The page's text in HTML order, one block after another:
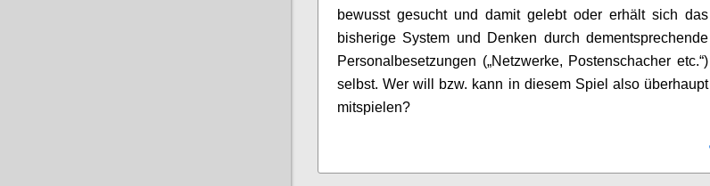
bewusst gesucht und damitgelebtoder erhält sich das
bisherige System und Denken durch dementsprechende
Personalbesetzungen („Netzwerke, Postenschacher etc.“)
selbst. Wer will bzw. kann in diesem Spiel also überhaupt
mitspielen?